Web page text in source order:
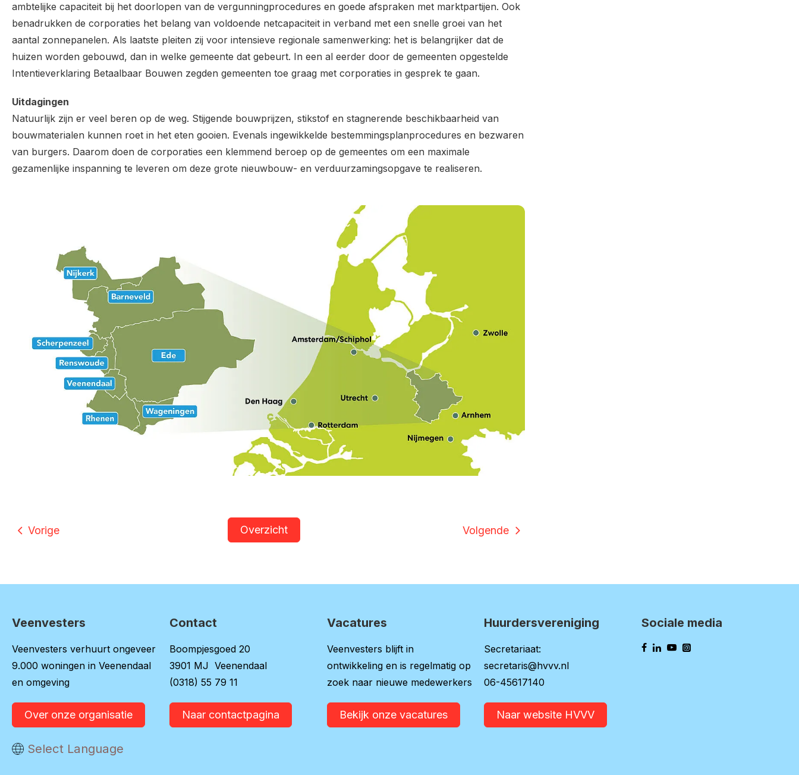
ambtelijke capaciteit bij het doorlopen van de vergunningprocedures en goede afspraken met marktpartijen. Ook
benadrukken de corporaties het belang van voldoende netcapaciteit in verband met een snelle groei van het
aantal zonnepanelen. Als laatste pleiten zij voor intensieve regionale samenwerking: het is belangrijker dat de
huizen worden gebouwd, dan in welke gemeente dat gebeurt. In een al eerder door de gemeenten opgestelde
Intentieverklaring Betaalbaar Bouwen zegden gemeenten toe graag met corporaties in gesprek te gaan.
Uitdagingen
Natuurlijk zijn er veel beren op de weg. Stijgende bouwprijzen, stikstof en stagnerende beschikbaarheid van
bouwmaterialen kunnen roet in het eten gooien. Evenals ingewikkelde bestemmingsplanprocedures en bezwaren
van burgers. Daarom doen de corporaties een klemmend beroep op de gemeentes om een maximale
gezamenlijke inspanning te leveren om deze grote nieuwbouw- en verduurzamingsopgave te realiseren.
Volgende
Overzicht
Vorige
Contactinformatie
Veenvesters
Veenvesters verhuurt ongeveer
9.000 woningen in Veenendaal
en omgeving
Over onze organisatie
Contact
Boompjesgoed 20
3901 MJ Veenendaal
(0318) 55 79 11
Naar contactpagina
Vacatures
Veenvesters blijft in
ontwikkeling en is regelmatig op
zoek naar nieuwe medewerkers
Bekijk onze vacatures
Huurdersvereniging
Secretariaat:
secretaris@hvvv.nl
06-45617140
Naar website HVVV
Sociale media
Vertaal deze pagina
Select Language